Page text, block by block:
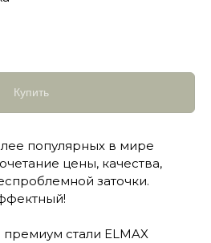
Купить
популярных в мире
цены, качества,
заточки.
стали ELMAX